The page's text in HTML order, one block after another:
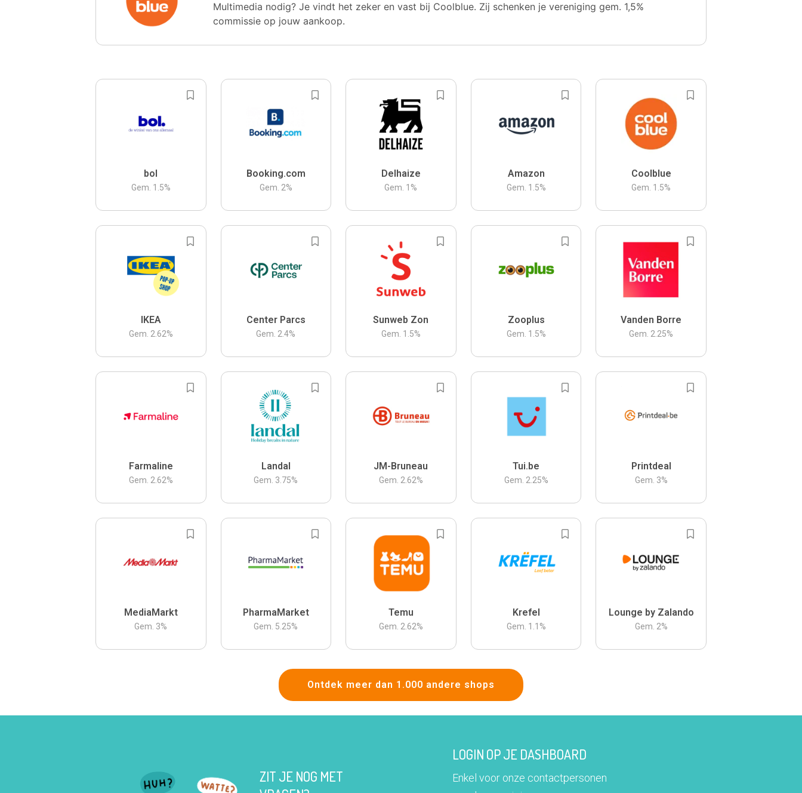
Multimedia nodig? Je vindt het zeker en vast bij Coolblue. Zij schenken je vereniging gem. 1,5%
commissie op jouw aankoop.
bol
Gem. 1.5%
Booking.com
Gem. 2%
Delhaize
Gem. 1 %
Amazon
Gem. 1.5%
Coolblue
Gem. 1.5%
IKEA
Gem. 2.62%
Center Parcs
Gem. 2.4%
Sunweb Zon
Gem. 1.5%
Zooplus
Gem. 1.5%
Vanden Borre
Gem. 2.25%
Farmaline
Gem. 2.62%
Landal
Gem. 3.75%
JM-Bruneau
Gem. 2.62%
Tui.be
Gem. 2.25%
Printdeal
Gem. 3%
MediaMarkt
Gem. 3%
PharmaMarket
Gem. 5.25%
Temu
Gem. 2.62%
Krefel
Gem. 1.1 %
Lounge by Zalando
Gem. 2%
Ontdek meer dan 1.000 andere shops
ZIT JE NOG MET
LOGIN OP JE DASHBOARD
Enkel voor onze contactpersonen